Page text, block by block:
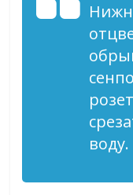
воду.